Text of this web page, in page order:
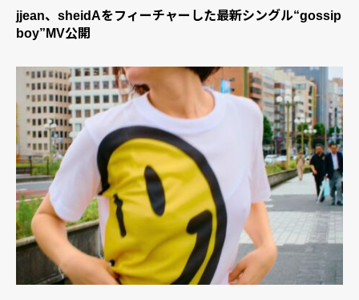
jjean、sheidAをフィーチャーした最新シングル“gossip
boy”MV公開